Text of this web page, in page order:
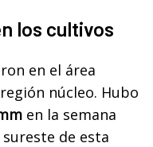
los cultivos
en el área
núcleo. Hubo
en la semana
de esta